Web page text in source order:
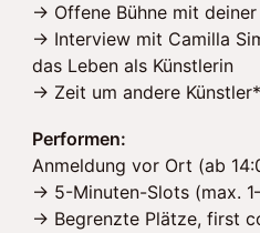
→ Offene Bühne mit
→ Interview mit Camilla
das Leben als Künstlerin
→ Zeit um andere
Performen:
Anmeldung vor Ort (ab
→ 5-Minuten-Slots (max.
→ Begrenzte Plätze, first